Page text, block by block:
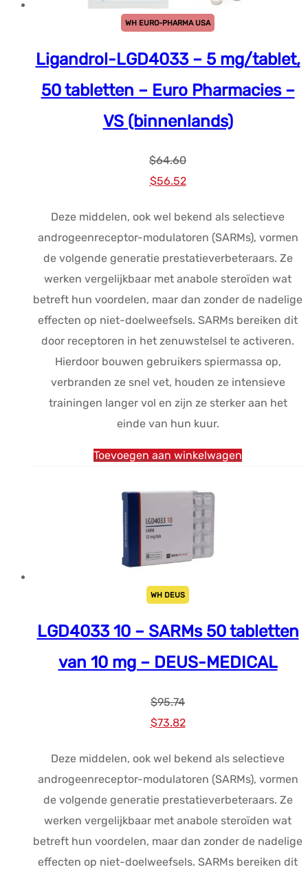
WH EURO-PHARMA USA
Ligandrol-LGD4033 – 5 mg/tablet,
50 tabletten – Euro Pharmacies –
VS (binnenlands)
$64.60
Oorspronkelijke
was:
$64.60.
$56.52Huidige
is:
$56.52.
Deze middelen, ook wel bekend als selectieve
androgeenreceptor-modulatoren (SARMs), vormen
de volgende generatie prestatieverbeteraars. Ze
werken vergelijkbaar met anabole steroïden wat
betreft hun voordelen, maar dan zonder de nadelige
effecten op niet-doelweefsels. SARMs bereiken dit
door receptoren in het zenuwstelsel te activeren.
Hierdoor bouwen gebruikers spiermassa op,
verbranden ze snel vet, houden ze intensieve
trainingen langer vol en zijn ze sterker aan het
einde van hun kuur.
Toevoegen aan winkelwagen
WH DEUS
LGD4033 10 – SARMs 50 tabletten
van 10 mg – DEUS-MEDICAL
$95.74
Oorspronkelijke
was:
$95.74.
$73.82Huidige
is:
$73.82.
Deze middelen, ook wel bekend als selectieve
androgeenreceptor-modulatoren (SARMs), vormen
de volgende generatie prestatieverbeteraars. Ze
werken vergelijkbaar met anabole steroïden wat
betreft hun voordelen, maar dan zonder de nadelige
effecten op niet-doelweefsels. SARMs bereiken dit